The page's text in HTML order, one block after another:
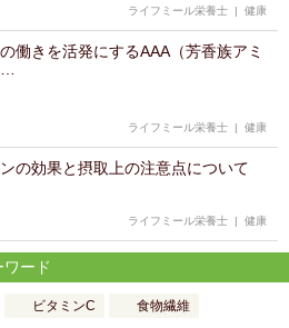
ライフミール栄養士 | 健康
働きを活発にするAAA（芳香族アミ
ライフミール栄養士 | 健康
の効果と摂取上の注意点について
ライフミール栄養士 | 健康
ード
ビタミンC 食物繊維